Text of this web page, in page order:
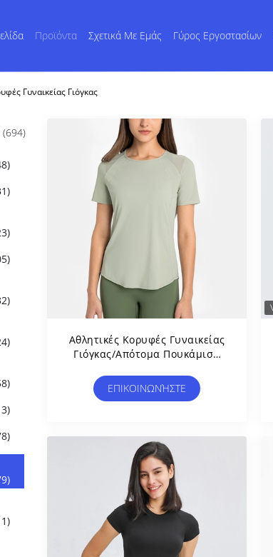
Προϊόντα Σχετικά Με Εμάς Γύρος Εργοστασίων
Γυναικείας Γιόγκας
(694)
Αθλητικές Κορυφές Γυναικείας
Γιόγκας/απότομα Πουκάμισα
Αναπνεύσιμο Πλέγμα
ΕΠΙΚΟΙΝΩΝΉΣΤΕ